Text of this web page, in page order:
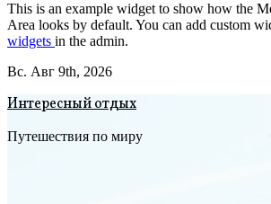
This is an example widget to show how the
Area looks by default. You can add custom
widgets in the admin.
Вс. Авг 9th, 2026
Интересный отдых
Путешествия по миру